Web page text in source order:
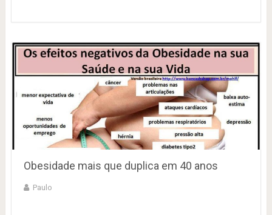
Obesidade mais que duplica em 40 anos
Paulo